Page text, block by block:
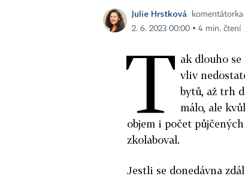
Julie Hrstková
komentátorka
2. 6. 2023 00:00 ▪ 4 min. čtení
T ak dlouho
vliv
bytů, až trh
málo, ale
objem i počet
zkolaboval.
Jestli se donedávna